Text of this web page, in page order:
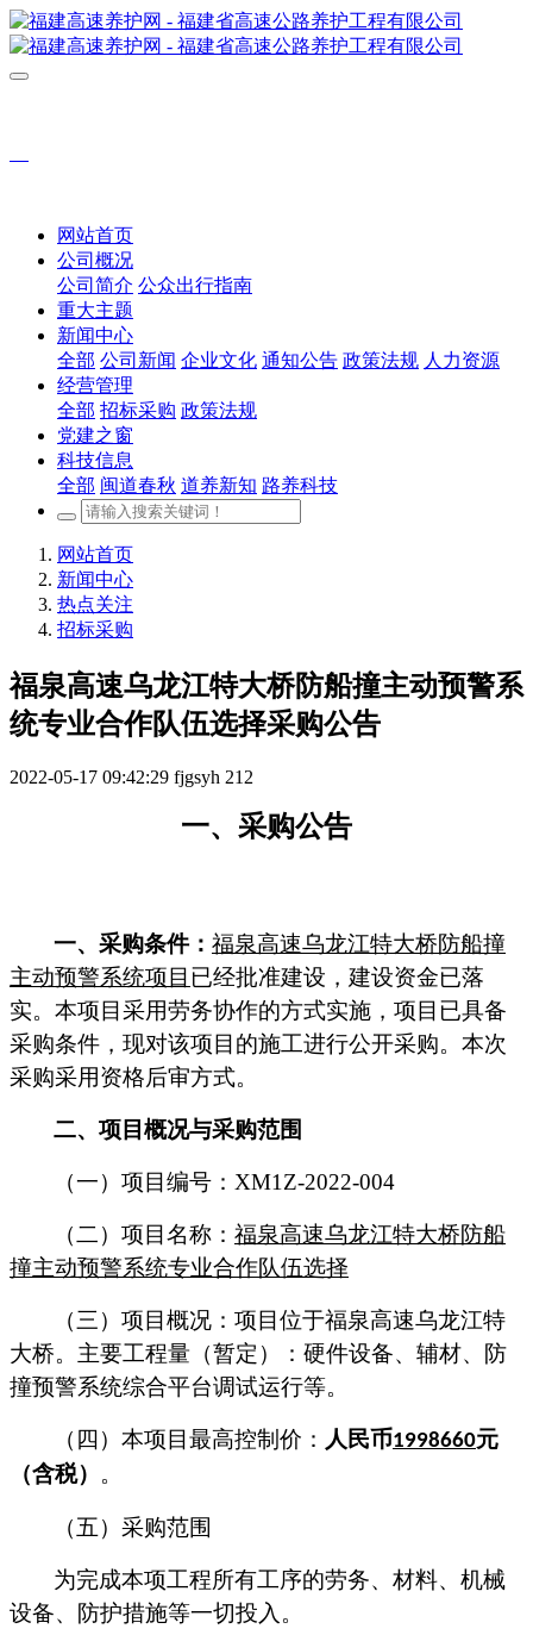
网站首页
公司概况
公司简介 公众出行指南
重大主题
新闻中心
全部 公司新闻 企业文化 通知公告 政策法规 人力资源
经营管理
全部 招标采购 政策法规
党建之窗
科技信息
全部 闽道春秋 道养新知 路养科技
网站首页
新闻中心
热点关注
招标采购
福泉高速乌龙江特大桥防船撞主动预警系
统专业合作队伍选择采购公告
2022-05-17 09:42:29 fjgsyh 212
一、 采购公告
一、 采购条件： 福泉高速乌龙江特大桥防船撞
主动预警系统项目已经批准建设，建设资金已落
实。本项目采用劳务协作的方式实施，项目已具备
采购条件，现对该项目的施工进行公开采购。本次
采购采用资格后审方式。
二、项目概况与采购范围
（一） 项目编号： XM1Z-2022-004
（二）项目名称： 福泉高速乌龙江特大桥防船
撞主动预警系统专业合作队伍选择
（三）项目概况 ：项目位于福泉高速乌龙江特
大桥。 主要工程量（暂定）： 硬件设备、辅材、防
撞预警系统综合平台调试运行等。
（四）本项目最高控制价： 人民币1998660元
（含税） 。
（五） 采购范围
为完成本项工程所有工序的劳务、材料、机械
设备、防护措施等一切投入。